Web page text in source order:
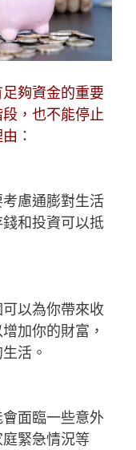
夠資金的重要
，也不能停止
：
慮通膨對生活
和投資可以抵
以為你帶來收
加你的財富，
活。
面臨一些意外
緊急情況等